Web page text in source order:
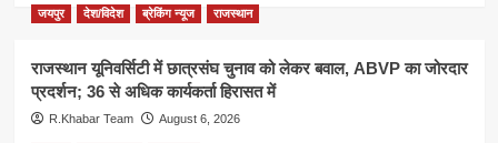
जयपुर देश/विदेश ब्रेकिंग न्यूज राजस्थान
राजस्थान यूनिवर्सिटी में छात्रसंघ चुनाव को लेकर बवाल, ABVP का जोरदार
प्रदर्शन; 36 से अधिक कार्यकर्ता हिरासत में
R.Khabar Team August 6, 2026